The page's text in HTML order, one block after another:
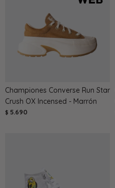
Championes Converse Run Star
Crush OX Incensed - Marrón
$ 5.690